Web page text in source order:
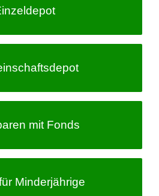
mit Fonds
Minderjährige